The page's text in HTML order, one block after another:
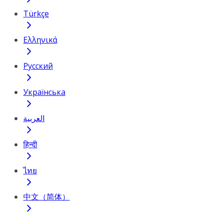
Türkçe
Ελληνικά
Русский
Українська
العربية
हिन्दी
ไทย
中文（简体）